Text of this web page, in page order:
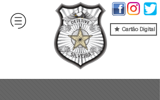
Cartão Digital